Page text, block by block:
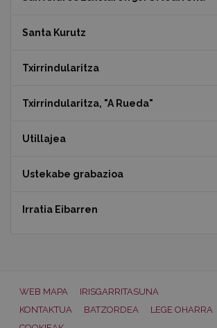
Santa Kurutz
Txirrindularitza
Txirrindularitza, "A Rueda"
Utillajea
Ustekabe grabazioa
Irratia Eibarren
WEB MAPA
IRISGARRITASUNA
KONTAKTUA
BATZORDEA
LEGE OHARRA